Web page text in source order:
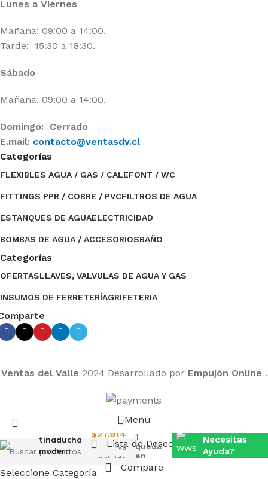
Lunes a Viernes
Mañana: 09:00 a 14:00.
Tarde: 15:30 a 18:30.
Sábado
Mañana: 09:00 a 14:00.
Domingo: Cerrado
E.mail: contacto@ventasdv.cl
Categorías
FLEXIBLES AGUA / GAS / CALEFONT / WC
FITTINGS PPR / COBRE / PVCFILTROS DE AGUA
ESTANQUES DE AGUAELECTRICIDAD
BOMBAS DE AGUA / ACCESORIOSBAÑO
Categorías
OFERTASLLAVES, VALVULAS DE AGUA Y GAS
INSUMOS DE FERRETERÍAGRIFETERIA
Ventas del Valle 2024 Desarrollado por Empujón Online .
tinaducha
modern
$27.914
Iva
Incluido
Solo
1
queda
en
Stock
Necesitas
Ayuda?
Seleccione Categoría
Menu
Lista de Deseos
Compare